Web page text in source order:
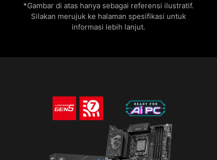
Motherboard MSI GAMING mendukung USB
Front Tipe-C yang memungkinkan gamer untuk
terhubung dengan perangkat USB terbaru.
untuk mendapatkan pengalaman yang paling
*Gambar di atas hanya sebagai referensi ilustratif.
Silakan merujuk ke halaman spesifikasi untuk
informasi lebih lanjut.